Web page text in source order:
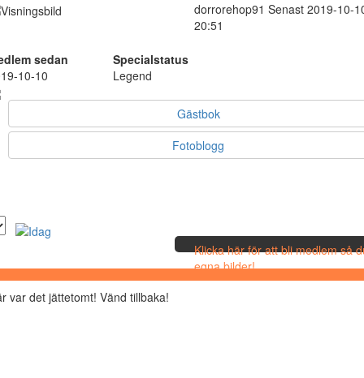
dorrorehop91 Senast 2019-10-
20:51
sedan
Specialstatus
10-10
Legend
Gästbok
Fotoblogg
Klicka här för att bli medlem så
egna bilder!
var det jättetomt! Vänd tillbaka!